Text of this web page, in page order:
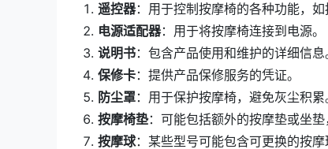
遥控器：用于控制按摩椅的各种功能，如
电源适配器：用于将按摩椅连接到电源。
说明书：包含产品使用和维护的详细信息
保修卡：提供产品保修服务的凭证。
防尘罩：用于保护按摩椅，避免灰尘积累
按摩椅垫：可能包括额外的按摩垫或坐垫
按摩球：某些型号可能包含可更换的按摩